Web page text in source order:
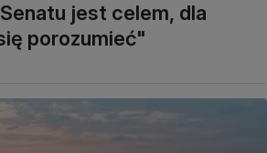
jest celem, dla
porozumieć"